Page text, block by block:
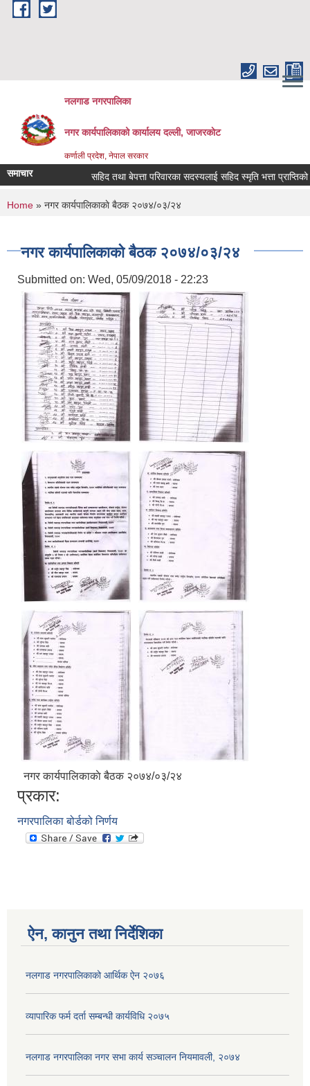
Skip to main content
नलगाड नगरपालिका
नगर कार्यपालिकाको कार्यालय दल्ली, जाजरकाेट
कर्णाली प्रदेश, नेपाल सरकार
समाचार सहिद तथा बेपत्ता परिवारका सदस्यलाई सहिद स्मृति भत्ता प्राप्तिको
You are here
Home » नगर कार्यपालिकाकाे बैठक २०७४/०३/२४
नगर कार्यपालिकाकाे बैठक २०७४/०३/२४
Submitted on: Wed, 05/09/2018 - 22:23
नगर कार्यपालिकाकाे बैठक २०७४/०३/२४
प्रकार:
नगरपालिका बोर्डको निर्णय
ऐन, कानुन तथा निर्देशिका
नलगाड नगरपालिकाको आर्थिक ऐन २०७६
व्यापारिक फर्म दर्ता सम्बन्धी कार्यविधि २०७५
नलगाड नगरपालिका नगर सभा कार्य सञ्‍चालन नियमावली, २०७४